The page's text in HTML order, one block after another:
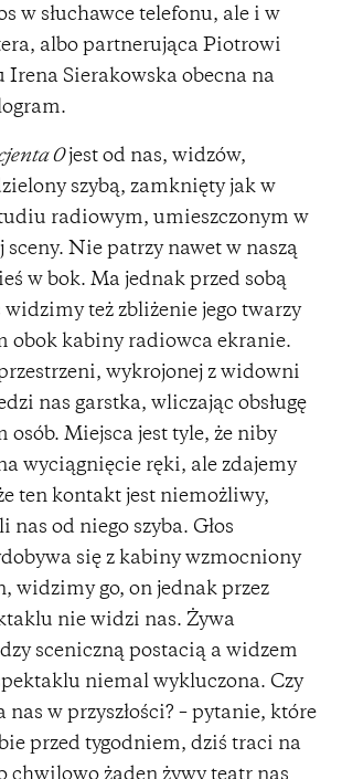
w słuchawce telefonu, ale i w
albo partnerująca Piotrowi
Irena Sierakowska obecna na
0jest od nas, widzów,
szybą, zamknięty jak w
radiowym, umieszczonym w
sceny. Nie patrzy nawet w naszą
w bok. Ma jednak przed sobą
też zbliżenie jego twarzy
obok kabiny radiowca ekranie.
wykrojonej z widowni
nas garstka, wliczając obsługę
osób. Miejsca jest tyle, że niby
wyciągnięcie ręki, ale zdajemy
ten kontakt jest niemożliwy,
nas od niego szyba. Głos
się z kabiny wzmocniony
widzimy go, on jednak przez
nie widzi nas. Żywa
sceniczną postacią a widzem
niemal wykluczona. Czy
nas w przyszłości? – pytanie, które
przed tygodniem, dziś traci na
chwilowo żaden żywy teatr nas